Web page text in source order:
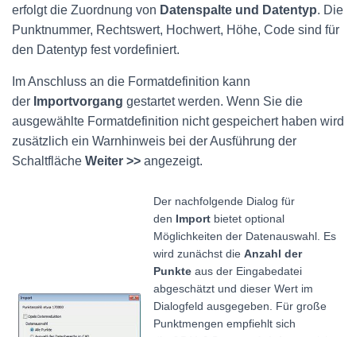
erfolgt die Zuordnung von Datenspalte und Datentyp. Die
Punktnummer, Rechtswert, Hochwert, Höhe, Code sind für
den Datentyp fest vordefiniert.
Im Anschluss an die Formatdefinition kann
der Importvorgang gestartet werden. Wenn Sie die
ausgewählte Formatdefinition nicht gespeichert haben wird
zusätzlich ein Warnhinweis bei der Ausführung der
Schaltfläche Weiter >> angezeigt.
Der nachfolgende Dialog für
den Import bietet optional
Möglichkeiten der Datenauswahl. Es
wird zunächst die Anzahl der
Punkte aus der Eingabedatei
abgeschätzt und dieser Wert im
Dialogfeld ausgegeben. Für große
Punktmengen empfiehlt sich